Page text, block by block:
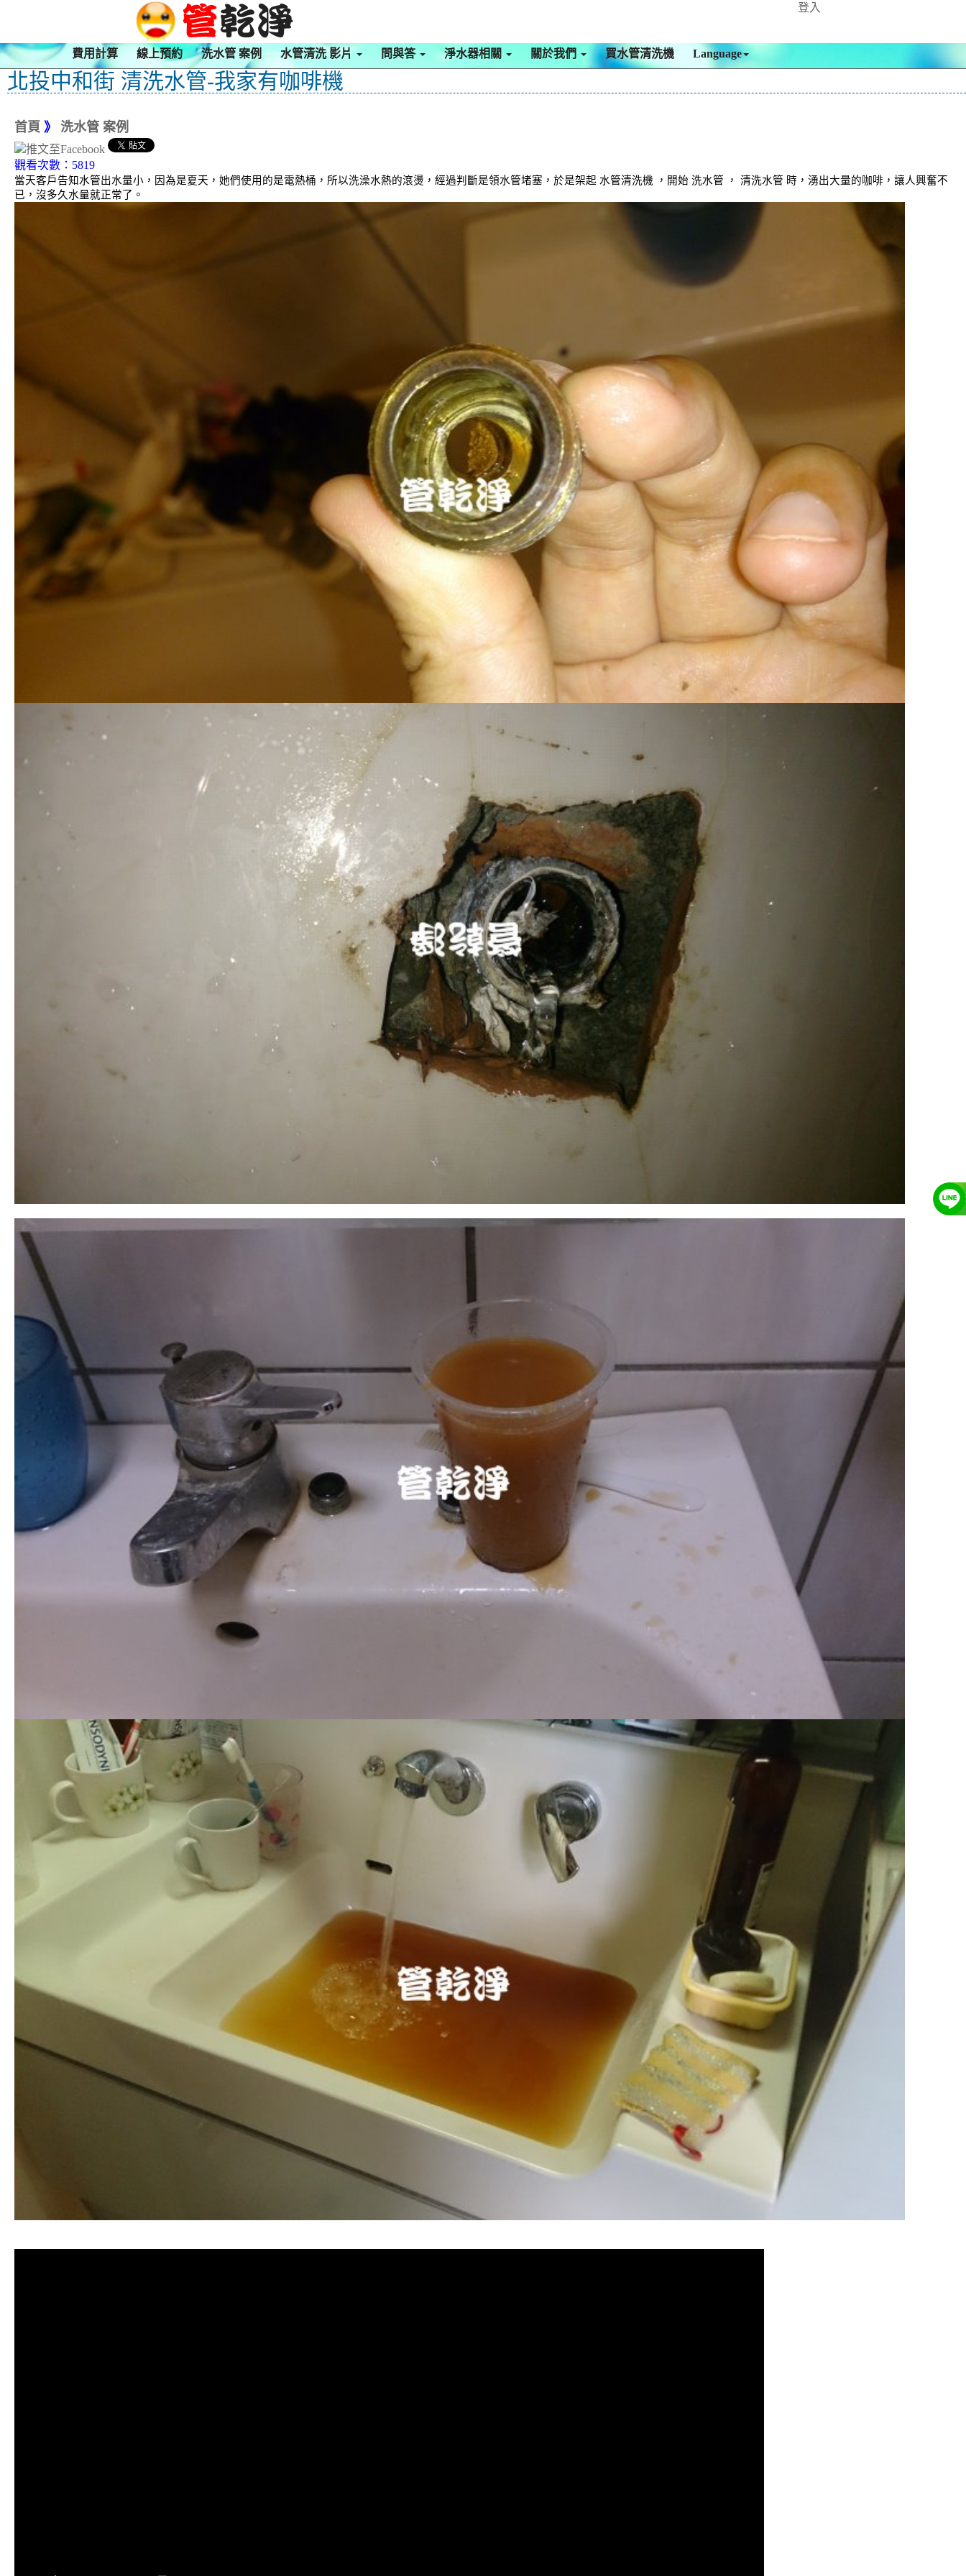
登入
費用計算 線上預約 洗水管 案例 水管清洗 影片 問與答 淨水器相關 關於我們 買水管清洗機 Language
北投中和街 清洗水管-我家有咖啡機
首頁 》 洗水管 案例
觀看次數：5819
當天客戶告知水管出水量小，因為是夏天，她們使用的是電熱桶，所以洗澡水熱的滾燙，經過判斷是領水管堵塞，於是架起 水管清洗機 ，開始 洗水管 ， 清洗水管 時，湧出大量的咖啡，讓人興奮不
已，沒多久水量就正常了。